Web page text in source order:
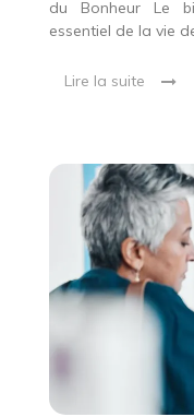
du Bonheur Le
essentiel de la vie
Lire la suite